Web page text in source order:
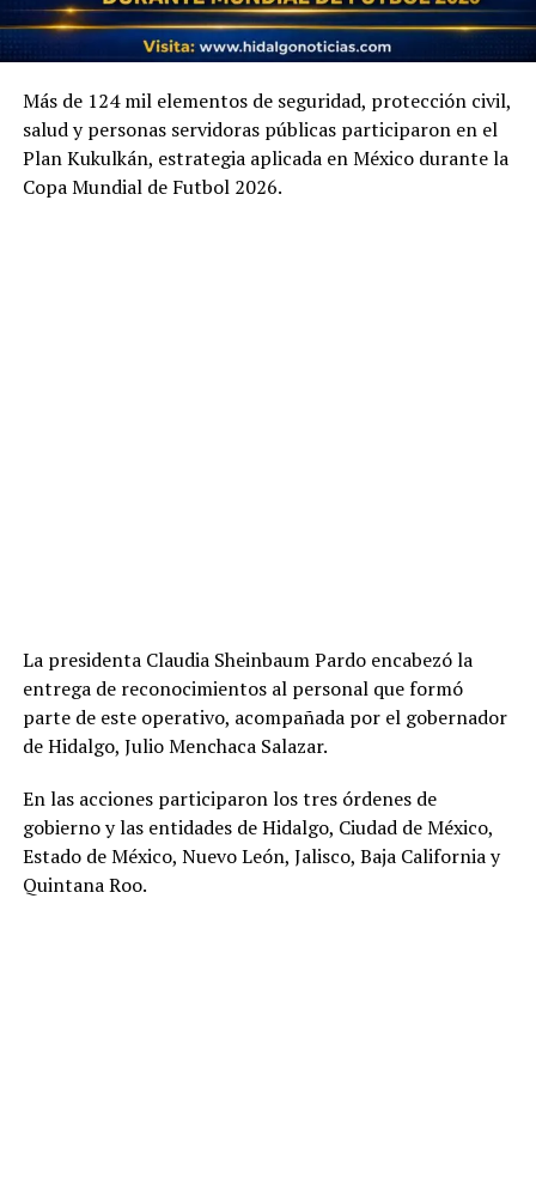
Más de 124 mil elementos de seguridad, protección civil,
salud y personas servidoras públicas participaron en el
Plan Kukulkán, estrategia aplicada en México durante la
Copa Mundial de Futbol 2026.
La presidenta Claudia Sheinbaum Pardo encabezó la
entrega de reconocimientos al personal que formó
parte de este operativo, acompañada por el gobernador
de Hidalgo, Julio Menchaca Salazar.
En las acciones participaron los tres órdenes de
gobierno y las entidades de Hidalgo, Ciudad de México,
Estado de México, Nuevo León, Jalisco, Baja California y
Quintana Roo.